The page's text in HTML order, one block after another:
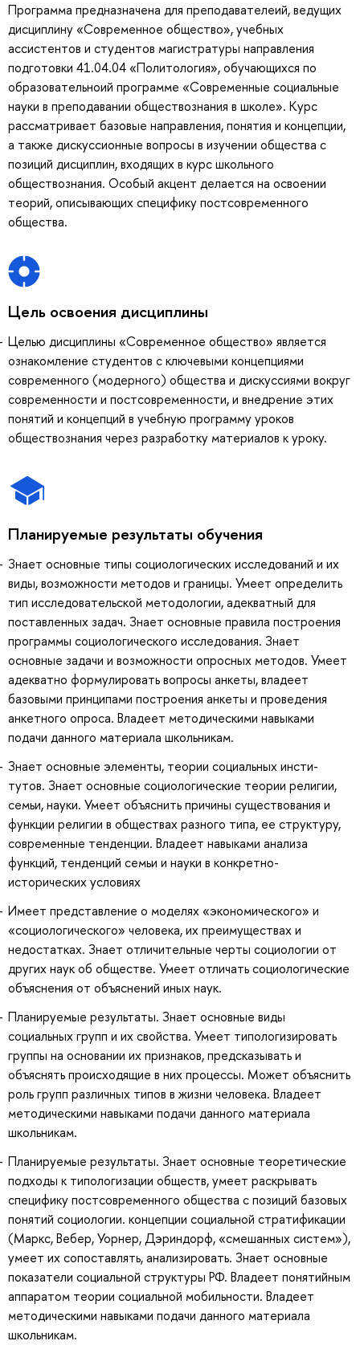
Программа предназначена для преподавателеий, ведущих
дисциплину «Современное общество», учебных
ассистентов и студентов магистратуры направления
подготовки 41.04.04 «Политология», обучающихся по
образовательноий программе «Современные социальные
науки в преподавании обществознания в школе». Курс
рассматривает базовые направления, понятия и концепции,
а также дискуссионные вопросы в изучении общества с
позиций дисциплин, входящих в курс школьного
обществознания. Особый акцент делается на освоении
теорий, описывающих специфику постсовременного
общества.
Цель освоения дисциплины
Целью дисциплины «Современное общество» является
ознакомление студентов с ключевыми концепциями
современного (модерного) общества и дискуссиями вокруг
современности и постсовременности, и внедрение этих
понятий и концепций в учебную программу уроков
обществознания через разработку материалов к уроку.
Планируемые результаты обучения
Знает основные типы социологических исследований и их
виды, возможности методов и границы. Умеет определить
тип исследовательской методологии, адекватный для
поставленных задач. Знает основные правила построения
программы социологического исследования. Знает
основные задачи и возможности опросных методов. Умеет
адекватно формулировать вопросы анкеты, владеет
базовыми принципами построения анкеты и проведения
анкетного опроса. Владеет методическими навыками
подачи данного материала школьникам.
Знает основные элементы, теории социальных инсти-
тутов. Знает основные социологические теории религии,
семьи, науки. Умеет объяснить причины существования и
функции религии в обществах разного типа, ее структуру,
современные тенденции. Владеет навыками анализа
функций, тенденций семьи и науки в конкретно-
исторических условиях
Имеет представление о моделях «экономического» и
«социологического» человека, их преимуществах и
недостатках. Знает отличительные черты социологии от
других наук об обществе. Умеет отличать социологические
объяснения от объяснений иных наук.
Планируемые результаты. Знает основные виды
социальных групп и их свойства. Умеет типологизировать
группы на основании их признаков, предсказывать и
объяснять происходящие в них процессы. Может объяснить
роль групп различных типов в жизни человека. Владеет
методическими навыками подачи данного материала
школьникам.
Планируемые результаты. Знает основные теоретические
подходы к типологизации обществ, умеет раскрывать
специфику постсовременного общества с позиций базовых
понятий социологии. концепции социальной стратификации
(Маркс, Вебер, Уорнер, Дэриндорф, «смешанных систем»),
умеет их сопоставлять, анализировать. Знает основные
показатели социальной структуры РФ. Владеет понятийным
аппаратом теории социальной мобильности. Владеет
методическими навыками подачи данного материала
школьникам.